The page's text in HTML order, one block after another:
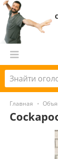
Главная